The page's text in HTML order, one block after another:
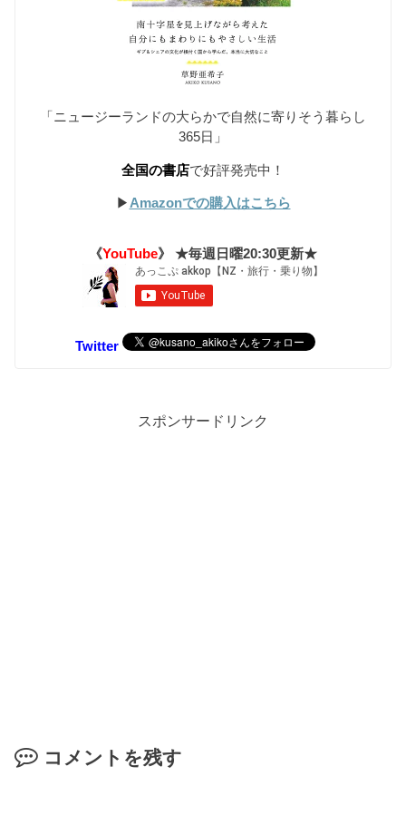
「ニュージーランドの大らかで自然に寄りそう暮らし
365日」
全国の書店で好評発売中！
▶︎Amazonでの購入はこちら
《YouTube》 ★毎週日曜20:30更新★
Twitter
スポンサードリンク
コメントを残す